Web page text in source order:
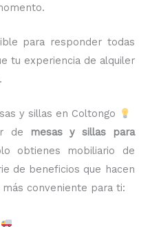
para responder todas
tu experiencia de alquiler
.
y sillas en Coltongo
de
mesas y sillas para
obtienes mobiliario de
de beneficios que hacen
conveniente para ti: